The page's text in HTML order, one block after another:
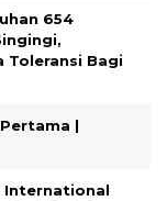
654
Toleransi Bagi
|
International